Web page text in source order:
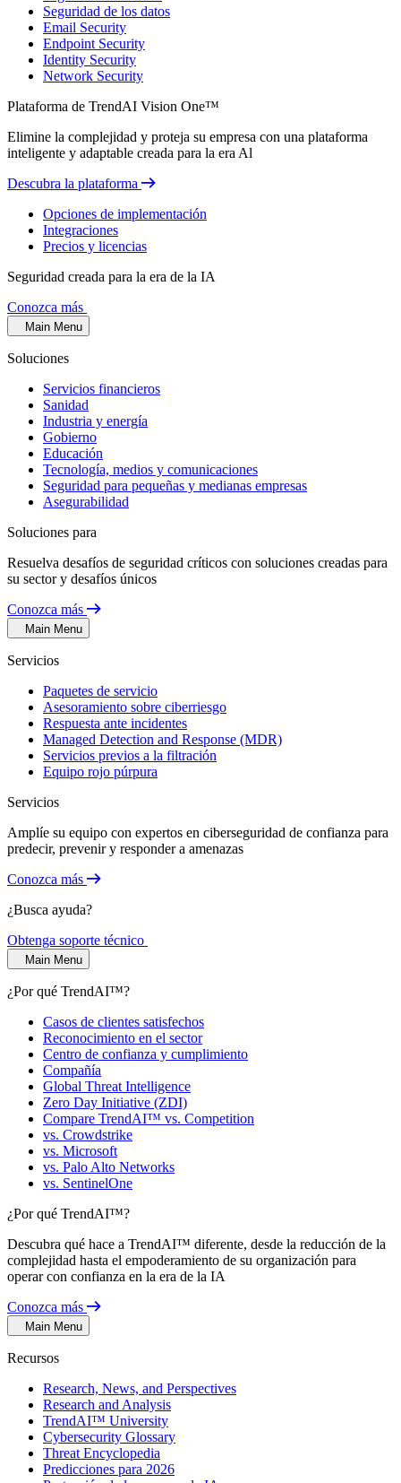
Seguridad de los datos
Email Security
Endpoint Security
Identity Security
Network Security
Plataforma de TrendAI Vision One™
Elimine la complejidad y proteja su empresa con una plataforma
inteligente y adaptable creada para la era Al
Descubra la plataforma
Opciones de implementación
Integraciones
Precios y licencias
Seguridad creada para la era de la IA
Conozca más
Main Menu
Soluciones
Servicios financieros
Sanidad
Industria y energía
Gobierno
Educación
Tecnología, medios y comunicaciones
Seguridad para pequeñas y medianas empresas
Asegurabilidad
Soluciones para
Resuelva desafíos de seguridad críticos con soluciones creadas para
su sector y desafíos únicos
Conozca más
Main Menu
Servicios
Paquetes de servicio
Asesoramiento sobre ciberriesgo
Respuesta ante incidentes
Managed Detection and Response (MDR)
Servicios previos a la filtración
Equipo rojo púrpura
Servicios
Amplíe su equipo con expertos en ciberseguridad de confianza para
predecir, prevenir y responder a amenazas
Conozca más
¿Busca ayuda?
Obtenga soporte técnico
Main Menu
¿Por qué TrendAI™?
Casos de clientes satisfechos
Reconocimiento en el sector
Centro de confianza y cumplimiento
Compañía
Global Threat Intelligence
Zero Day Initiative (ZDI)
Compare TrendAI™ vs. Competition
vs. Crowdstrike
vs. Microsoft
vs. Palo Alto Networks
vs. SentinelOne
¿Por qué TrendAI™?
Descubra qué hace a TrendAI™ diferente, desde la reducción de la
complejidad hasta el empoderamiento de su organización para
operar con confianza en la era de la IA
Conozca más
Main Menu
Recursos
Research, News, and Perspectives
Research and Analysis
TrendAI™ University
Cybersecurity Glossary
Threat Encyclopedia
Predicciones para 2026